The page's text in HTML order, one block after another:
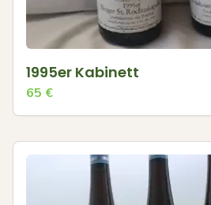
1995er Kabinett
65 €